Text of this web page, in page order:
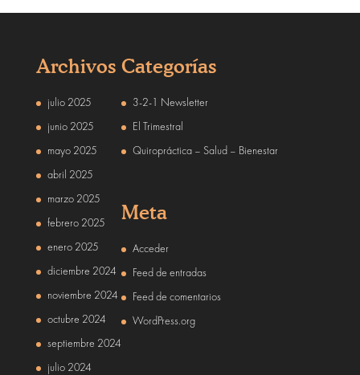
Archivos
julio 2025
junio 2025
mayo 2025
abril 2025
marzo 2025
febrero 2025
enero 2025
diciembre 2024
noviembre 2024
octubre 2024
septiembre 2024
julio 2024
Categorías
3-2-1 Newsletter
El Trimestral
Quiropráctica – Salud – Bienestar
Meta
Acceder
Feed de entradas
Feed de comentarios
WordPress.org